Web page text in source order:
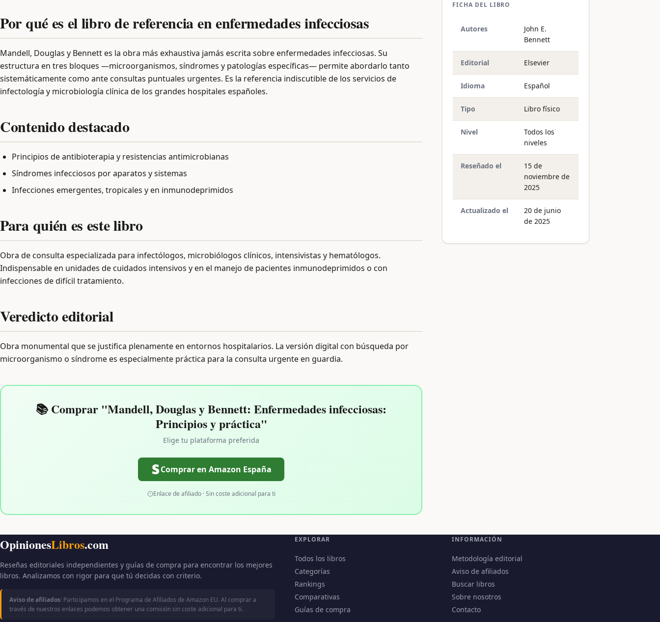
Por qué es el libro de referencia en enfermedades infecciosas
Mandell, Douglas y Bennett es la obra más exhaustiva jamás escrita sobre enfermedades infecciosas. Su
estructura en tres bloques —microorganismos, síndromes y patologías específicas— permite abordarlo tanto
sistemáticamente como ante consultas puntuales urgentes. Es la referencia indiscutible de los servicios de
infectología y microbiología clínica de los grandes hospitales españoles.
Contenido destacado
Principios de antibioterapia y resistencias antimicrobianas
Síndromes infecciosos por aparatos y sistemas
Infecciones emergentes, tropicales y en inmunodeprimidos
Para quién es este libro
Obra de consulta especializada para infectólogos, microbiólogos clínicos, intensivistas y hematólogos.
Indispensable en unidades de cuidados intensivos y en el manejo de pacientes inmunodeprimidos o con
infecciones de difícil tratamiento.
Veredicto editorial
Obra monumental que se justifica plenamente en entornos hospitalarios. La versión digital con búsqueda por
microorganismo o síndrome es especialmente práctica para la consulta urgente en guardia.
📚 Comprar "Mandell, Douglas y Bennett: Enfermedades infecciosas:
Principios y práctica"
Elige tu plataforma preferida
Comprar en Amazon España
Enlace de afiliado · Sin coste adicional para ti
FICHA DEL LIBRO
Autores
John E.
Bennett
Editorial Elsevier
Idioma Español
Tipo Libro físico
Nivel
Todos los
niveles
Reseñado el
15 de
noviembre de
2025
Actualizado el
20 de junio
de 2025
OpinionesLibros.com
Reseñas editoriales independientes y guías de compra para encontrar los mejores
libros. Analizamos con rigor para que tú decidas con criterio.
Aviso de afiliados: Participamos en el Programa de Afiliados de Amazon EU. Al comprar a
través de nuestros enlaces podemos obtener una comisión sin coste adicional para ti.
EXPLORAR
Todos los libros
Categorías
Rankings
Comparativas
Guías de compra
INFORMACIÓN
Metodología editorial
Aviso de afiliados
Buscar libros
Sobre nosotros
Contacto